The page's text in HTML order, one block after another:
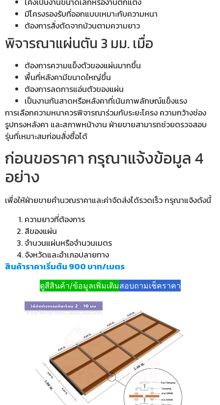
มีโครงรองรับที่ออกแบบเหมาะกับความหนา
ต้องการสั่งตัดจากม้วนตามความยาว
พิจารณาแผ่นตัน 3 มม. เมื่อ
ต้องการความแข็งตัวของแผ่นมากขึ้น
พื้นที่หลังคามีขนาดใหญ่ขึ้น
ต้องการลดการแอ่นตัวของแผ่น
เป็นงานกันสาดหรือหลังคาที่เน้นภาพลักษณ์แข็งแรง
การเลือกความหนาควรพิจารณาร่วมกับระยะโครง ความกว้างช่อง
รูปทรงหลังคา และสภาพหน้างาน ฝ่ายขายสามารถช่วยตรวจสอบ
รุ่นที่เหมาะสมก่อนสั่งซื้อได้
ก่อนขอราคา กรุณาแจ้งข้อมูล 4
อย่าง
เพื่อให้ฝ่ายขายคำนวณราคาและค่าจัดส่งได้รวดเร็ว กรุณาแจ้งดังนี้
ความยาวที่ต้องการ
สีของแผ่น
จำนวนแผ่นหรือจำนวนเมตร
จังหวัดและอำเภอปลายทาง
สินค้าราคาเริ่มต้น 900 บาท/เมตร
ดูสีสินค้า/ข้อมูลเพิ่มเติมสอบถามเช็คราคา